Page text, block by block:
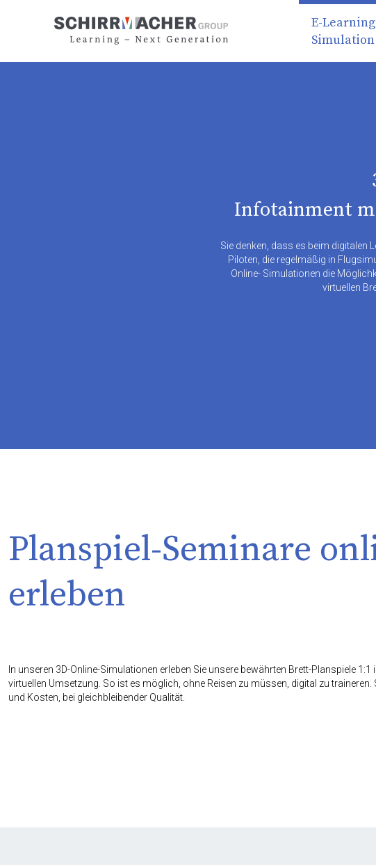
E-
Simulation
Infotainment
Sie denken, dass es beim digitalen
Piloten, die regelmäßig in
Online- Simulationen die
virtuellen
Planspiel-Seminare
erleben
In unseren 3D-Online-Simulationen erleben Sie unsere bewährten Brett-Planspiele 1:1
virtuellen Umsetzung. So ist es möglich, ohne Reisen zu müssen, digital zu traineren.
und Kosten, bei gleichbleibender Qualität.